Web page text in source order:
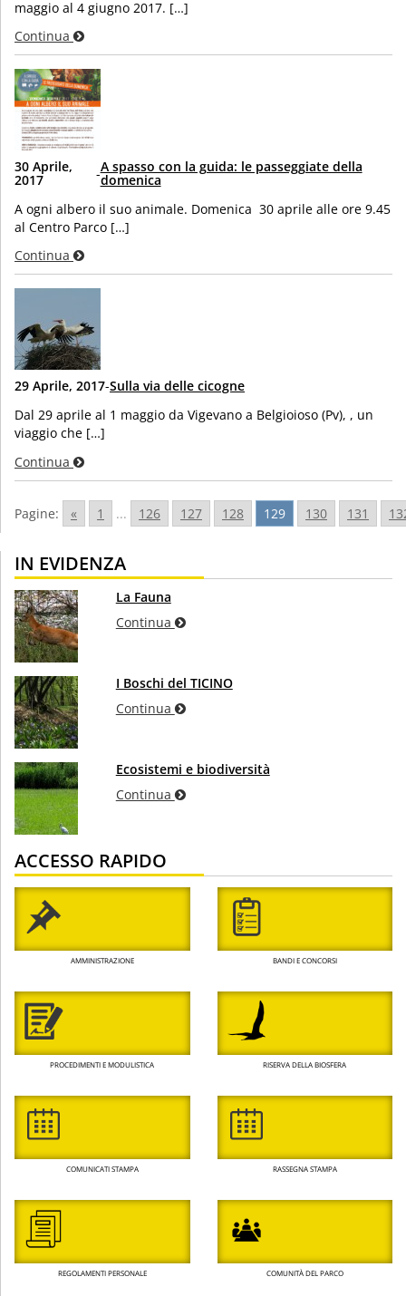
maggio al 4 giugno 2017. […]
Continua
30 Aprile,
2017 -A spasso con la guida: le passeggiate della
domenica
A ogni albero il suo animale. Domenica 30 aprile alle ore 9.45
al Centro Parco […]
Continua
29 Aprile, 2017-Sulla via delle cicogne
Dal 29 aprile al 1 maggio da Vigevano a Belgioioso (Pv), , un
viaggio che […]
Continua
Pagine: « 1 ... 126 127 128 129 130 131
IN EVIDENZA
La Fauna
Continua
I Boschi del TICINO
Continua
Ecosistemi e biodiversità
Continua
ACCESSO RAPIDO
AMMINISTRAZIONE BANDI E CONCORSI
PROCEDIMENTI E MODULISTICA RISERVA DELLA BIOSFERA
COMUNICATI STAMPA RASSEGNA STAMPA
REGOLAMENTI PERSONALE COMUNITÀ DEL PARCO